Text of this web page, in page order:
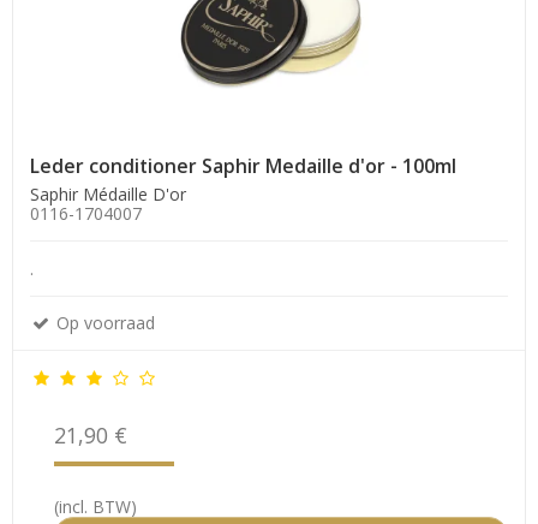
Leder conditioner Saphir Medaille d'or - 100ml
Saphir Médaille D'or
0116-1704007
.
Op voorraad
21,90 €
(incl. BTW)